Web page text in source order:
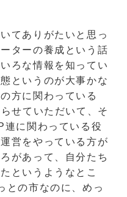
てありがたいと思っ
ターの養成という話
ろな情報を知ってい
というのが大事かな
方に関わっている
せていただいて、そ
連に関わっている役
営をやっている方が
があって、自分たち
というようなとこ
との市なのに、めっ